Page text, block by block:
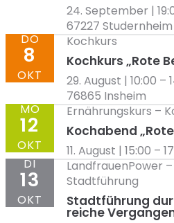
24. September |
67227 Studernheim
Kochkurs „Rote
Kochkurs
29. August | 10:00 –
76865 Insheim
DO
8
OKT
Kochabend
Ernährungskurs –
11. August | 15:00 –
MO
12
OKT
Stadtführung
reiche
LandfrauenPower –
Stadtführung
DI
13
OKT